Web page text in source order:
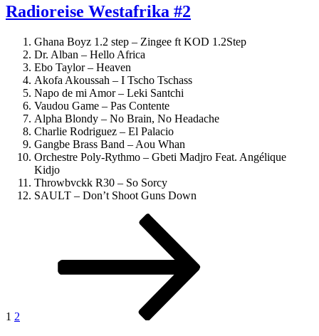
Radioreise Westafrika #2
Ghana Boyz 1.2 step – Zingee ft KOD 1.2Step
Dr. Alban – Hello Africa
Ebo Taylor – Heaven
Akofa Akoussah – I Tscho Tschass
Napo de mi Amor – Leki Santchi
Vaudou Game – Pas Contente
Alpha Blondy – No Brain, No Headache
Charlie Rodriguez – El Palacio
Gangbe Brass Band – Aou Whan
Orchestre Poly-Rythmo – Gbeti Madjro Feat. Angélique
Kidjo
Throwbvckk R30 – So Sorcy
SAULT – Don’t Shoot Guns Down
Seitennummerierung
Beiträge
1 2